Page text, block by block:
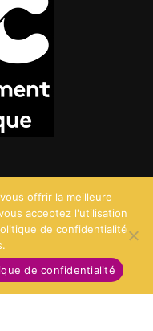
Point Com
offrir la meilleure
acceptez l'utilisation
de confidentialité
de confidentialité